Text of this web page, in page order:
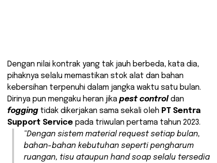
Dengan nilai kontrak yang tak jauh berbeda, kata dia,
pihaknya selalu memastikan stok alat dan bahan
kebersihan terpenuhi dalam jangka waktu satu bulan.
Dirinya pun mengaku heran jika pest control dan
fogging tidak dikerjakan sama sekali oleh PT Sentra
Support Service pada triwulan pertama tahun 2023.
“Dengan sistem material requestsetiap bulan,
bahan-bahan kebutuhan seperti pengharum
ruangan, tisu ataupun hand soap selalu tersedia